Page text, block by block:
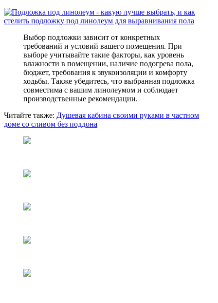
Выбор подложки зависит от конкретных
требований и условий вашего помещения. При
выборе учитывайте такие факторы, как уровень
влажности в помещении, наличие подогрева пола,
бюджет, требования к звукоизоляции и комфорту
ходьбы. Также убедитесь, что выбранная подложка
совместима с вашим линолеумом и соблюдает
производственные рекомендации.
Читайте также: Душевая кабина своими руками в частном
доме со сливом без поддона